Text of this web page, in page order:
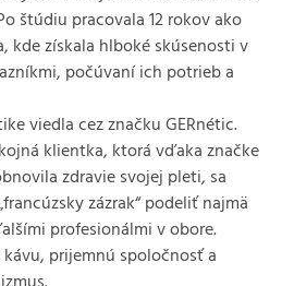
štúdiu pracovala 12 rokov ako
kde získala hlboké skúsenosti v
počúvaní ich potrieb a
viedla cez značku GERnétic.
klientka, ktorá vďaka značke
zdravie svojej pleti, sa
zázrak“ podeliť najmä
profesionálmi v obore.
prijemnú spoločnosť a